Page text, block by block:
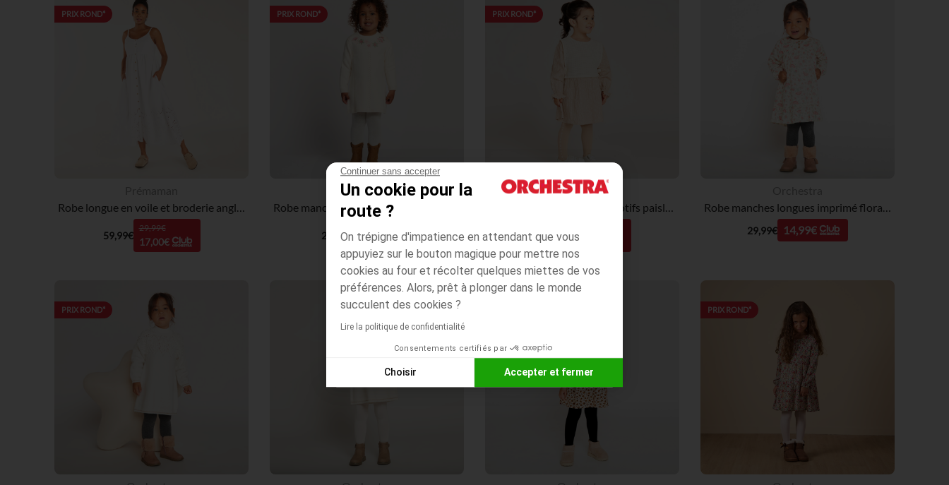
Continuer sans accepter
Un cookie pour la
route ?
On trépigne d'impatience en attendant que vous
appuyiez sur le bouton magique pour mettre nos
cookies au four et récolter quelques miettes de vos
préférences. Alors, prêt à plonger dans le monde
succulent des cookies ?
Lire la politique de confidentialité
Consentements certifiés par
Choisir Accepter et fermer
Plateforme de Gestion du Consentement : Personnalisez vos Options
Notre plateforme vous permet d'adapter et de gérer vos paramètres de confidentialité, en garantissant la conformité avec
PRIX ROND*
Robe longue en voile et broderie anglaise pour femme enceinte
59,99€
29,99€
17,00€
PRIX ROND*
Orchestra
27,99€
9,00€
PRIX ROND*
Orchestra
Robe manches longues à motifs paisley 2-en-1 pour bébé fille
35,99€
11,00€
Robe manches longues imprimé floral pour bébé fille
29,99€ 14,99€
PRIX ROND* PRIX ROND*